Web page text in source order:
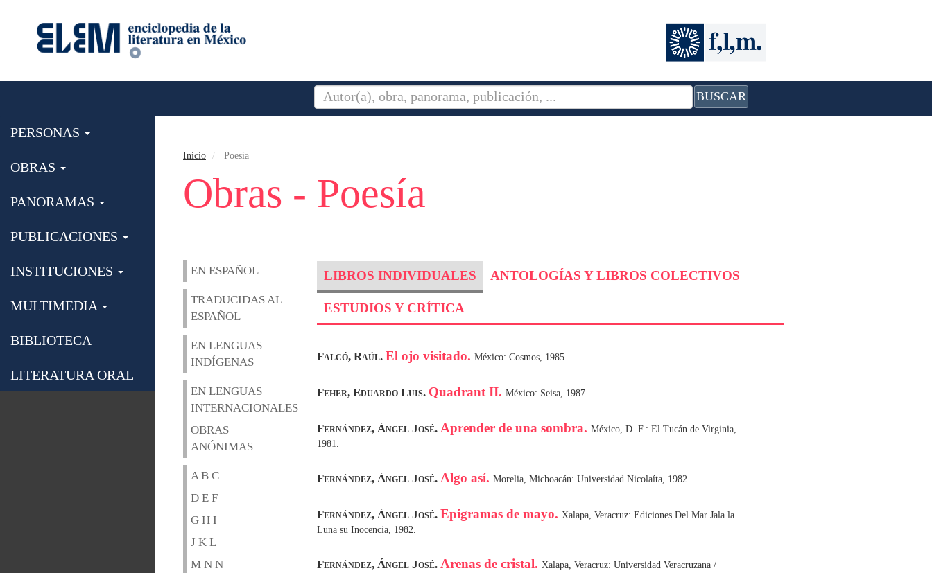
BUSCAR
PERSONAS
OBRAS
PANORAMAS
PUBLICACIONES
INSTITUCIONES
MULTIMEDIA
BIBLIOTECA
LITERATURA ORAL
Inicio Poesía
Obras - Poesía
EN ESPAÑOL
TRADUCIDAS AL
ESPAÑOL
EN LENGUAS
INDÍGENAS
EN LENGUAS
INTERNACIONALES
OBRAS
ANÓNIMAS
A B C
D E F
G H I
J K L
M N N
LIBROS INDIVIDUALES ANTOLOGÍAS Y LIBROS COLECTIVOS
ESTUDIOS Y CRÍTICA
Falcó, Raúl. El ojo visitado. México: Cosmos, 1985.
Feher, Eduardo Luis. Quadrant II. México: Seisa, 1987.
Fernández, Ángel José. Aprender de una sombra. México, D. F.: El Tucán de Virginia,
1981.
Fernández, Ángel José. Algo así. Morelia, Michoacán: Universidad Nicolaíta, 1982.
Fernández, Ángel José. Epigramas de mayo. Xalapa, Veracruz: Ediciones Del Mar Jala la
Luna su Inocencia, 1982.
Fernández, Ángel José. Arenas de cristal. Xalapa, Veracruz: Universidad Veracruzana /